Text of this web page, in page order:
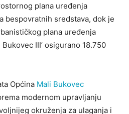
plana uređenja
bespovratnih sredstava, dok je
plana uređenja
III’ osigurano 18.750
Općina Mali Bukovec
modernom upravljanju
okruženja za ulaganja i